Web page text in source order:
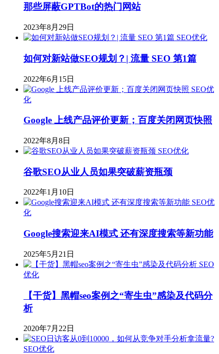
那些屏蔽GPTBot的热门网站
2023年8月29日
SEO优化
如何对新站做SEO规划？| 流量 SEO 第1篇
2022年6月15日
SEO优
化
Google 上线产品评价更新；百度关闭网页快照
2022年8月8日
SEO优化
谷歌SEO从业人员如果突破薪资瓶颈
2022年1月10日
SEO优
化
Google搜索迎来AI模式 还有深度搜索等新功能
2025年5月21日
SEO
优化
【干货】黑帽seo案例之“寄生虫”感染及代码分
析
2020年7月22日
SEO优化